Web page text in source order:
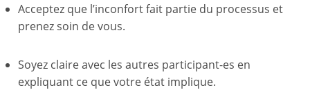
Acceptez que l’inconfort fait partie du processus et
prenez soin de vous.
Soyez claire avec les autres participant-es en
expliquant ce que votre état implique.